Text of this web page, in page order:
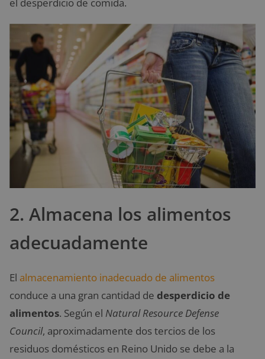
2. Almacena los alimentos
adecuadamente
El almacenamiento inadecuado de alimentos
conduce a una gran cantidad de desperdicio de
alimentos. Según el Natural Resource Defense
Council, aproximadamente dos tercios de los
residuos domésticos en Reino Unido se debe a la